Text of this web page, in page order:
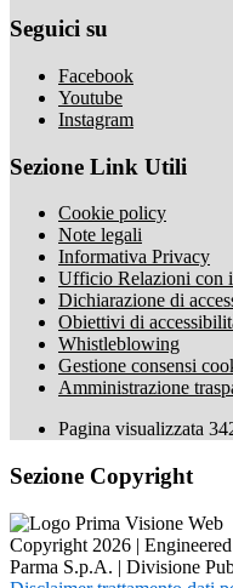
Seguici su
Facebook
Youtube
Instagram
Sezione Link Utili
Cookie policy
Note legali
Informativa Privacy
Ufficio Relazioni con
Dichiarazione di
Obiettivi di
Whistleblowing
Gestione consensi
Amministrazione
Pagina visualizzata
Sezione Copyright
Copyright 2026 |
Parma S.p.A. | Divisione